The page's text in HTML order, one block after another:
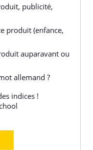
publicité,
produit (enfance,
auparavant ou
allemand ?
indices !